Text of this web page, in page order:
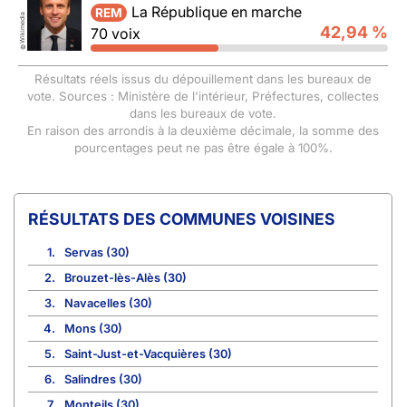
©
Wikimedia REM
La République en marche
70 voix
42,94 %
Résultats réels issus du dépouillement dans les bureaux de
vote. Sources : Ministère de l'intérieur, Préfectures, collectes
dans les bureaux de vote.
En raison des arrondis à la deuxième décimale, la somme des
pourcentages peut ne pas être égale à 100%.
COMMUNES VOISINES
1.
Servas (30)
2.
Brouzet-lès-Alès (30)
3.
Navacelles (30)
4.
Mons (30)
5.
Saint-Just-et-Vacquières (30)
6.
Salindres (30)